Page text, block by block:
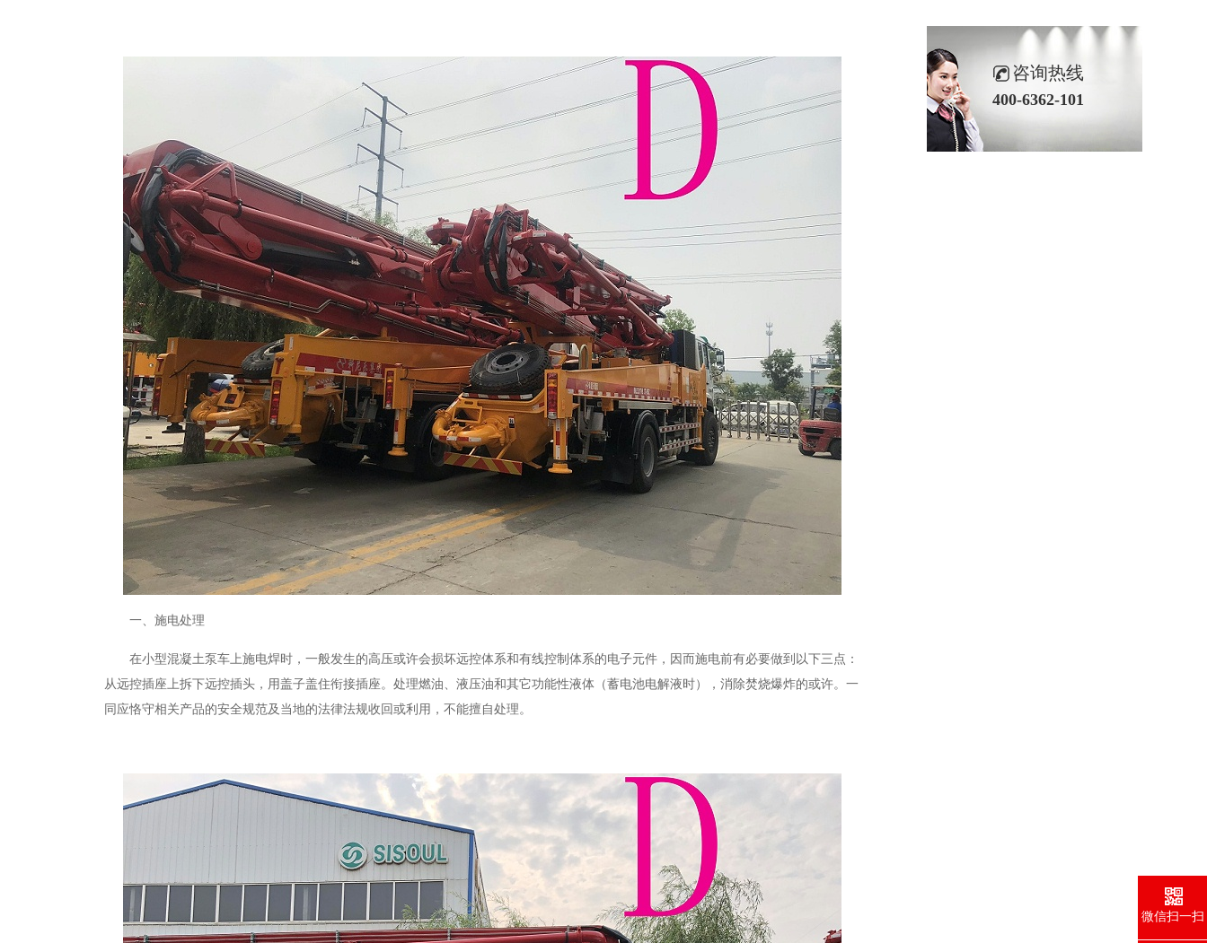
一、施电处理
在小型混凝土泵车上施电焊时，一般发生的高压或许会损坏远控体系和有线控制体系的电子元件，因而施电前有必要做到以下三点：
从远控插座上拆下远控插头，用盖子盖住衔接插座。处理燃油、液压油和其它功能性液体（蓄电池电解液时），消除焚烧爆炸的或许。一
同应恪守相关产品的安全规范及当地的法律法规收回或利用，不能擅自处理。
咨询热线
400-6362-101
微信扫一扫